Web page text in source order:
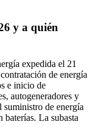
y a quién
expedida el 21
de energía
e inicio de
autogeneradores y
suministro de energía
baterías. La subasta